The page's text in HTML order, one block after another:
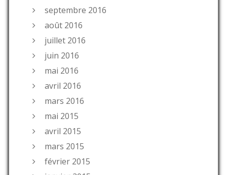
septembre 2016
août 2016
juillet 2016
juin 2016
mai 2016
avril 2016
mars 2016
mai 2015
avril 2015
mars 2015
février 2015